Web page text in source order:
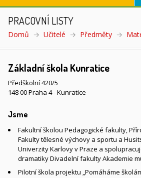
PRACOVNÍ LISTY
Domů Učitelé Předměty
Základní škola Kunratice
Předškolní 420/5
148 00 Praha 4 - Kunratice
Jsme
Fakultní školou Pedagogické fakulty,
Fakulty tělesné výchovy a sportu a
Univerzity Karlovy v Praze a
dramatiky Divadelní fakulty Akademie
Pilotní škola projektu „Pomáháme